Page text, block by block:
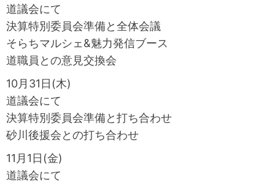
道議会にて
決算特別委員会準備と全体会議
そらちマルシェ&魅力発信ブース
道職員との意見交換会
10月31日(木)
道議会にて
決算特別委員会準備と打ち合わせ
砂川後援会との打ち合わせ
11月1日(金)
道議会にて